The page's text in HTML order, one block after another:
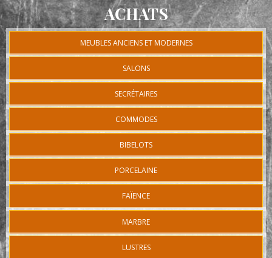
ACHATS
MEUBLES ANCIENS ET MODERNES
SALONS
SECRÉTAIRES
COMMODES
BIBELOTS
PORCELAINE
FAÏENCE
MARBRE
LUSTRES